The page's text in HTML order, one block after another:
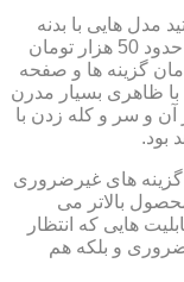
مدل هایی با بدنه
سفید رنگ را انتخاب کنید که به طور متوسط حدود 50 هزار تومان
گزینه ها و صفحه
ظاهری بسیار مدرن
و سر و کله زدن با
بود.
گزینه های غیرضروری
بالاتر می
هایی که انتظار
و بلکه هم